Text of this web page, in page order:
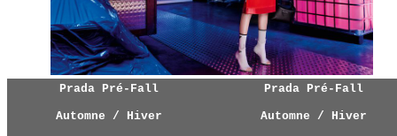
Prada Pré-Fall
Automne / Hiver
Prada Pré-Fall
Automne / Hiver